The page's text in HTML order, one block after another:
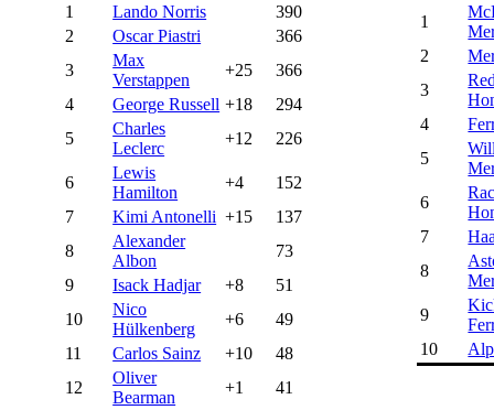
1
Lando Norris
390
2
Oscar Piastri
366
3
Max
Verstappen
+25
366
4
George Russell +18
294
5
Charles
Leclerc
+12 226
6
Lewis
Hamilton
+4
152
7
Kimi Antonelli +15
137
8
Alexander
Albon
73
9
Isack Hadjar +8
51
10
Nico
Hülkenberg
+6
49
11
Carlos Sainz +10
48
12
Oliver
Bearman
+1 41
1
2
3
4
5
6
7
8
9
10